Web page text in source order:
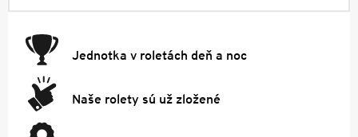
Jednotka v roletách deň a noc
Naše rolety sú už zložené